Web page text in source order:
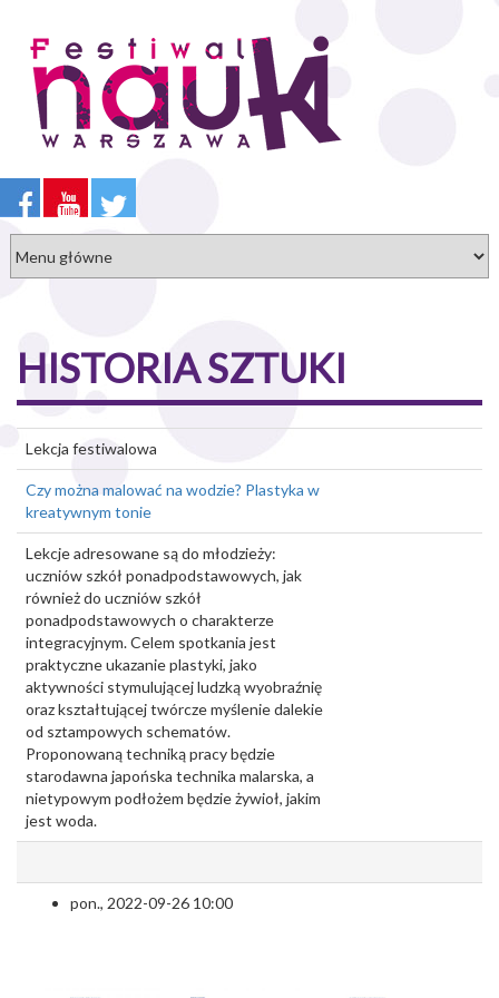
treści
HISTORIA SZTUKI
Lekcja festiwalowa
Czy można malować na wodzie? Plastyka w
kreatywnym tonie
Lekcje adresowane są do młodzieży:
uczniów szkół ponadpodstawowych, jak
również do uczniów szkół
ponadpodstawowych o charakterze
integracyjnym. Celem spotkania jest
praktyczne ukazanie plastyki, jako
aktywności stymulującej ludzką wyobraźnię
oraz kształtującej twórcze myślenie dalekie
od sztampowych schematów.
Proponowaną techniką pracy będzie
starodawna japońska technika malarska, a
nietypowym podłożem będzie żywioł, jakim
jest woda.
pon., 2022-09-26 10:00